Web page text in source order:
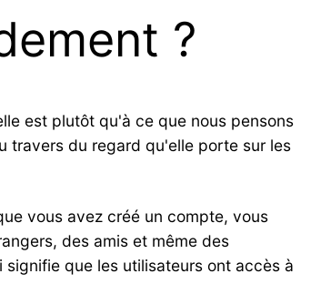
?
est plutôt qu'à ce que nous pensons
travers du regard qu'elle porte sur les
vous avez créé un compte, vous
des amis et même des
que les utilisateurs ont accès à